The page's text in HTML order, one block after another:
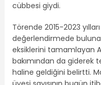
cübbesi giydi.
Törende 2015-2023
değerlendirmede
eksiklerini tamamlayan
bakımından da giderek
haline geldiğini belirtti.